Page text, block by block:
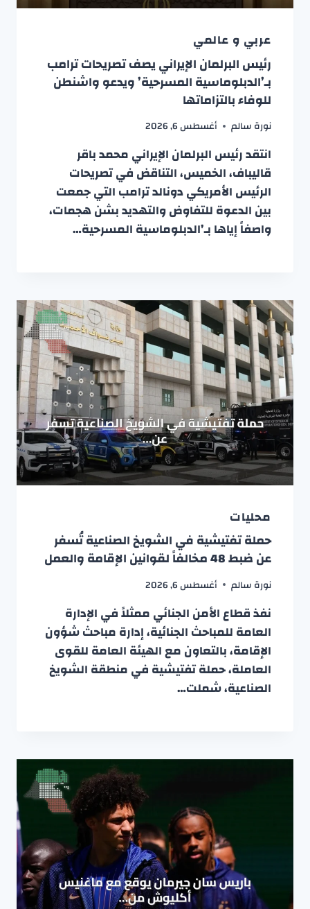
عربي و عالمي
رئيس البرلمان الإيراني يصف تصريحات ترامب
بـ’الدبلوماسية المسرحية’ ويدعو واشنطن
للوفاء بالتزاماتها
نورة سالم أغسطس 6, 2026
انتقد رئيس البرلمان الإيراني محمد باقر
قاليباف، الخميس، التناقض في تصريحات
الرئيس الأمريكي دونالد ترامب التي جمعت
بين الدعوة للتفاوض والتهديد بشن هجمات،
واصفاً إياها بـ’الدبلوماسية المسرحية…
محليات
حملة تفتيشية في الشويخ الصناعية تُسفر
عن ضبط 48 مخالفاً لقوانين الإقامة والعمل
نورة سالم أغسطس 6, 2026
نفذ قطاع الأمن الجنائي ممثلاً في الإدارة
العامة للمباحث الجنائية، إدارة مباحث شؤون
الإقامة، بالتعاون مع الهيئة العامة للقوى
العاملة، حملة تفتيشية في منطقة الشويخ
الصناعية، شملت…